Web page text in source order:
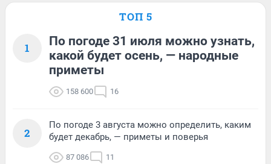
ТОП 5
1
По погоде 31 июля можно узнать,
какой будет осень, — народные
приметы
158 600 16
2
По погоде 3 августа можно определить, каким
будет декабрь, — приметы и поверья
87 086 11